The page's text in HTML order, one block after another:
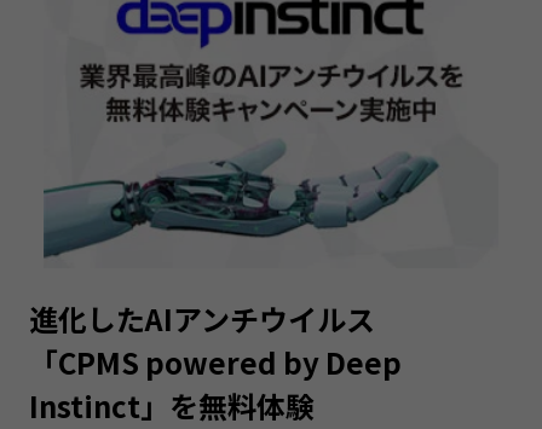
進化したAIアンチウイルス
「CPMS powered by Deep
Instinct」を無料体験